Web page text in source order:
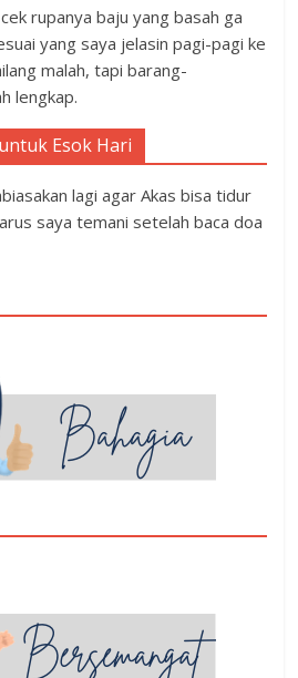
rupanya baju yang basah ga
yang saya jelasin pagi-pagi ke
malah, tapi barang-
lengkap.
Esok Hari
lagi agar Akas bisa tidur
saya temani setelah baca doa